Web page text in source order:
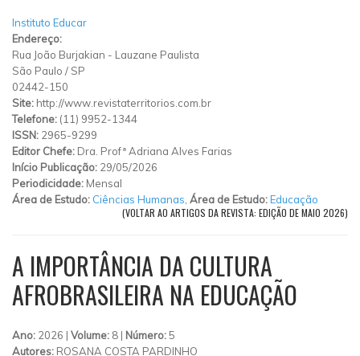
Instituto Educar
Endereço:
Rua João Burjakian - Lauzane Paulista
São Paulo / SP
02442-150
Site: http://www.revistaterritorios.com.br
Telefone: (11) 9952-1344
ISSN: 2965-9299
Editor Chefe: Dra. Profª Adriana Alves Farias
Início Publicação: 29/05/2026
Periodicidade: Mensal
Área de Estudo: Ciências Humanas Área de Estudo:Educação
(VOLTAR AO ARTIGOS DA REVISTA: EDIÇÃO DE MAIO 2026)
A IMPORTÂNCIA DA CULTURA
AFROBRASILEIRA NA EDUCAÇÃO
Ano: 2026 | Volume: 8 | Número:5
Autores: ROSANA COSTA PARDINHO